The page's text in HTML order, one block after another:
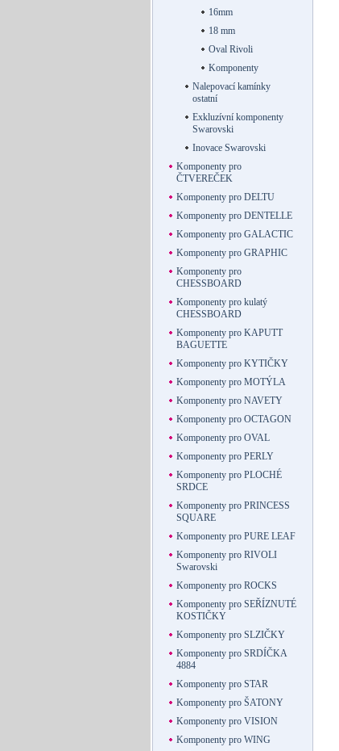
16mm
18 mm
Oval Rivoli
Komponenty
Nalepovací kamínky
ostatní
Exkluzívní komponenty
Swarovski
Inovace Swarovski
Komponenty pro
ČTVEREČEK
Komponenty pro DELTU
Komponenty pro DENTELLE
Komponenty pro GALACTIC
Komponenty pro GRAPHIC
Komponenty pro
CHESSBOARD
Komponenty pro kulatý
CHESSBOARD
Komponenty pro KAPUTT
BAGUETTE
Komponenty pro KYTIČKY
Komponenty pro MOTÝLA
Komponenty pro NAVETY
Komponenty pro OCTAGON
Komponenty pro OVAL
Komponenty pro PERLY
Komponenty pro PLOCHÉ
SRDCE
Komponenty pro PRINCESS
SQUARE
Komponenty pro PURE LEAF
Komponenty pro RIVOLI
Swarovski
Komponenty pro ROCKS
Komponenty pro SEŘÍZNUTÉ
KOSTIČKY
Komponenty pro SLZIČKY
Komponenty pro SRDÍČKA
4884
Komponenty pro STAR
Komponenty pro ŠATONY
Komponenty pro VISION
Komponenty pro WING